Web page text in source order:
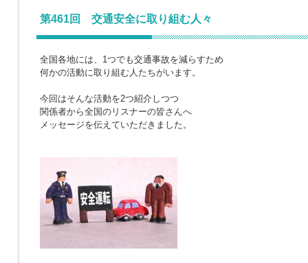
第461回 交通安全に取り組む人々
全国各地には、1つでも交通事故を減らすため
何かの活動に取り組む人たちがいます。
今回はそんな活動を2つ紹介しつつ
関係者から全国のリスナーの皆さんへ
メッセージを伝えていただきました。